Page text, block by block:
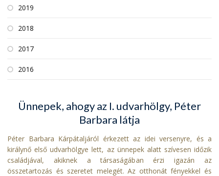
2019
2018
2017
2016
Ünnepek, ahogy az I. udvarhölgy, Péter
Barbara látja
Péter Barbara Kárpátaljáról érkezett az idei versenyre, és a
királynő első udvarhölgye lett, az ünnepek alatt szívesen időzik
családjával, akiknek a társaságában érzi igazán az
összetartozás és szeretet melegét. Az otthonát fényekkel és